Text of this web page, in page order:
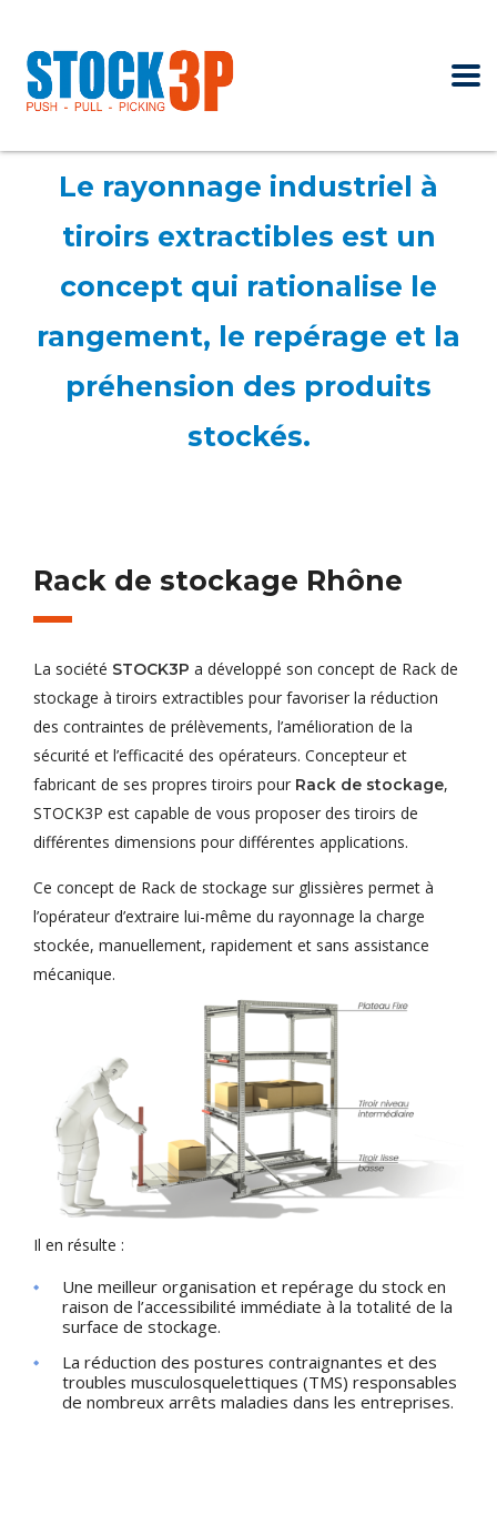
Le rayonnage industriel à
tiroirs extractibles est un
concept qui rationalise le
rangement, le repérage et la
préhension des produits
stockés.
Rack de stockage Rhône
La société STOCK3P a développé son concept de Rack de
stockage à tiroirs extractibles pour favoriser la réduction
des contraintes de prélèvements, l’amélioration de la
sécurité et l’efficacité des opérateurs. Concepteur et
fabricant de ses propres tiroirs pour Rack de stockage,
STOCK3P est capable de vous proposer des tiroirs de
différentes dimensions pour différentes applications.
Ce concept de Rack de stockage sur glissières permet à
l’opérateur d’extraire lui-même du rayonnage la charge
stockée, manuellement, rapidement et sans assistance
mécanique.
Il en résulte :
Une meilleur organisation et repérage du stock en
raison de l’accessibilité immédiate à la totalité de la
surface de stockage.
La réduction des postures contraignantes et des
troubles musculosquelettiques (TMS) responsables
de nombreux arrêts maladies dans les entreprises.